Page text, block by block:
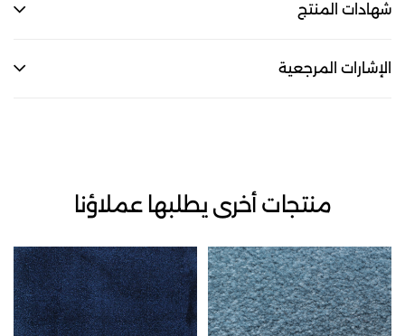
شهادات المنتج
الإشارات المرجعية
منتجات أخرى يطلبها عملاؤنا